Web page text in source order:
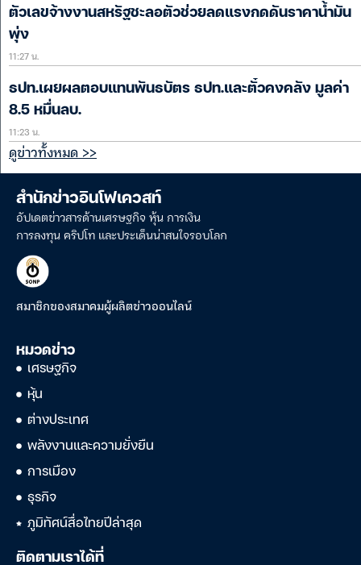
ตัวเลขจ้างงานสหรัฐชะลอตัวช่วยลดแรงกดดันราคาน้ำมัน
พุ่ง
11:27 น.
ธปท.เผยผลตอบแทนพันธบัตร ธปท.และตั๋วคงคลัง มูลค่า
8.5 หมื่นลบ.
11:23 น.
ดูข่าวทั้งหมด >>
สำนักข่าวอินโฟเควสท์
อัปเดตข่าวสารด้านเศรษฐกิจ หุ้น การเงิน
การลงทุน คริปโท และประเด็นน่าสนใจรอบโลก
สมาชิกของสมาคมผู้ผลิตข่าวออนไลน์
หมวดข่าว
เศรษฐกิจ
หุ้น
ต่างประเทศ
พลังงานและความยั่งยืน
การเมือง
ธุรกิจ
ภูมิทัศน์สื่อไทยปีล่าสุด
ติดตามเราได้ที่